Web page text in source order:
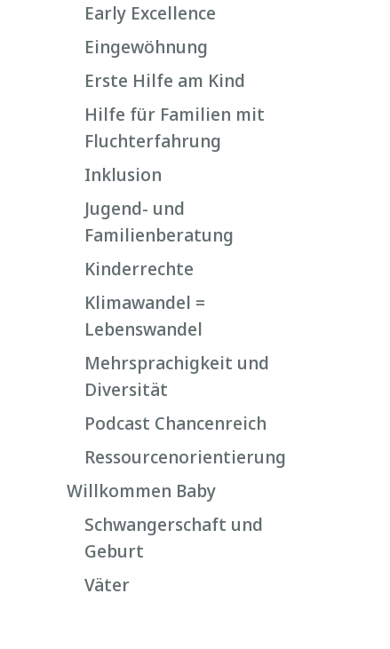
Early Excellence
Eingewöhnung
Erste Hilfe am Kind
Hilfe für Familien mit
Fluchterfahrung
Inklusion
Jugend- und
Familienberatung
Kinderrechte
Klimawandel =
Lebenswandel
Mehrsprachigkeit und
Diversität
Podcast Chancenreich
Ressourcenorientierung
Willkommen Baby
Schwangerschaft und
Geburt
Väter